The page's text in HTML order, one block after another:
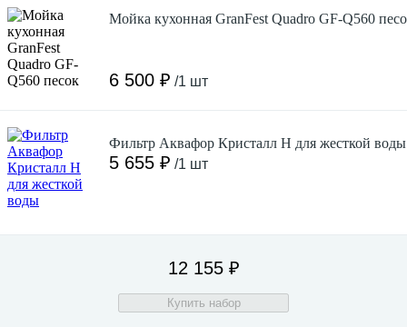
Мойка кухонная GranFest Quadro GF-Q560
6 500 ₽ /1 шт
Фильтр Аквафор Кристалл Н для жесткой воды
5 655 ₽ /1 шт
12 155 ₽
Купить набор